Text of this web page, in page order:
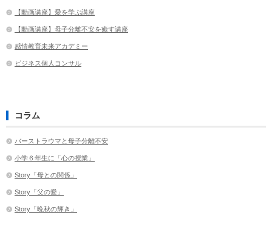
【動画講座】愛を学ぶ講座
【動画講座】母子分離不安を癒す講座
感情教育未来アカデミー
ビジネス個人コンサル
コラム
バーストラウマと母子分離不安
小学６年生に「心の授業」
Story「母との関係」
Story「父の愛」
Story「晩秋の輝き」